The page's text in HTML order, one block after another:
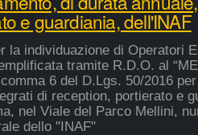
e guardiania, dell'INAF
la individuazione di Operatori
tramite R.D.O. al
6 del D.Lgs. 50/2016
di reception, portierato e
nel Viale del Parco Mellini,
dello "INAF"